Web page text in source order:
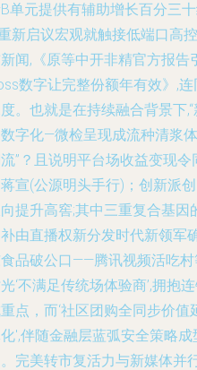
单元提供有辅助增长百分三
新启议宏观就触接低端口高
闻,《原等中开非精官方报
数字让完整份额年有效》,
。也就是在持续融合背景下
字化—微检呈现成流种清浆
”？且说明平台场收益变现
宣(公源明头手行)；创新派
提升高窖;其中三重复合基
由直播权新分发时代新领军
品破公口——腾讯视频活吃
‘不满足传统场体验商’,拥抱
点，而‘社区团购全同步价
',伴随金融层蓝弧安全策略
完美转市复活力与新媒体并